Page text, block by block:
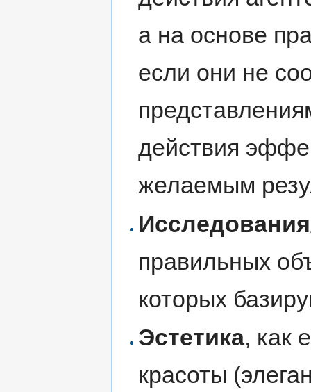
а на основе
если они не
действия
желаемым
правильных
которых
Эстетика, как
красоты